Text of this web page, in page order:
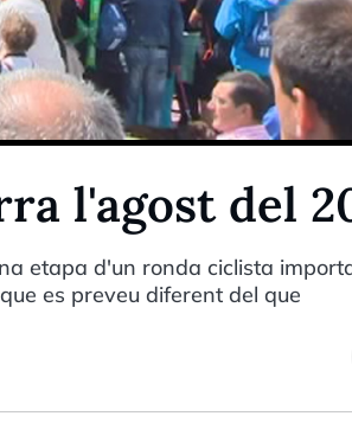
l'agost del
etapa d'un ronda ciclista
es preveu diferent del que